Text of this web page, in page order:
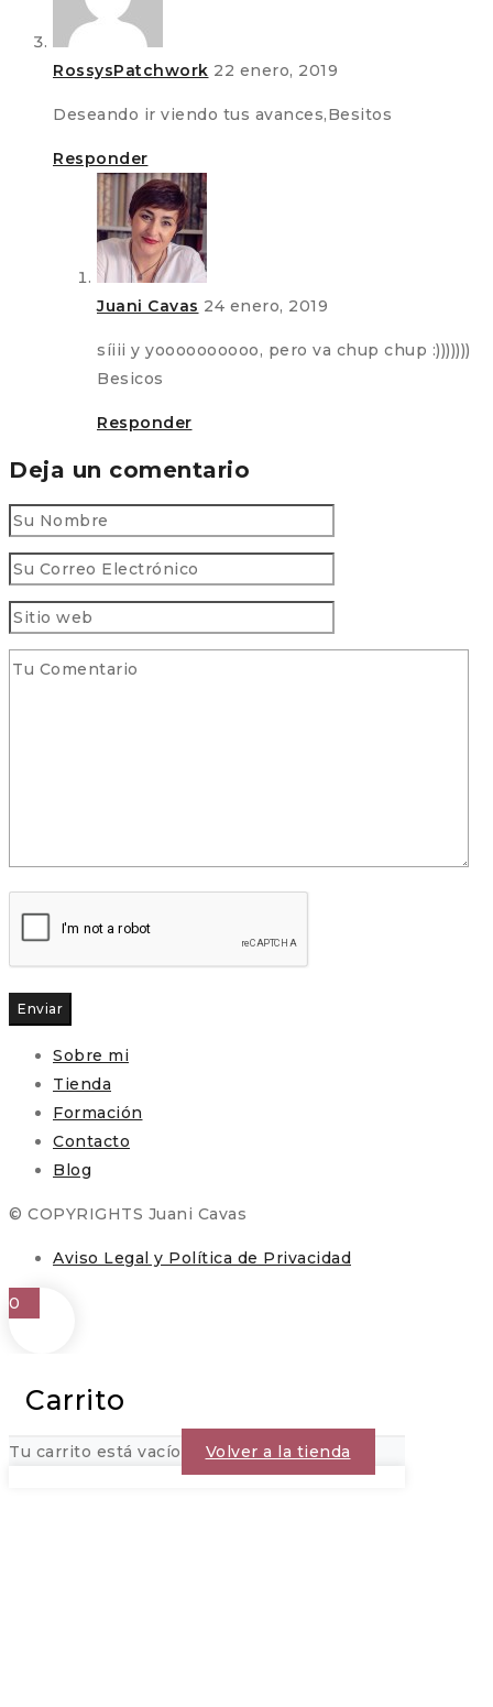
RossysPatchwork 22 enero, 2019
Deseando ir viendo tus avances,Besitos
Responder
Juani Cavas 24 enero, 2019
síiii y yoooooooooo, pero va chup chup :)))))))
Besicos
Responder
Deja un comentario
Enviar
Sobre mi
Tienda
Formación
Contacto
Blog
© COPYRIGHTS Juani Cavas
Aviso Legal y Política de Privacidad
0
Carrito
Tu carrito está vacío Volver a la tienda